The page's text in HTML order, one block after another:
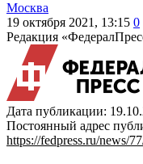
Москва
19 октября 2021, 13:15 0
Редакция
Дата публикации:
Постоянный адрес
https://fedpress.ru/news/